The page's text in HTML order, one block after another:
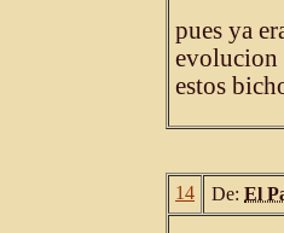
pues ya
evolucion
estos
14 De: El